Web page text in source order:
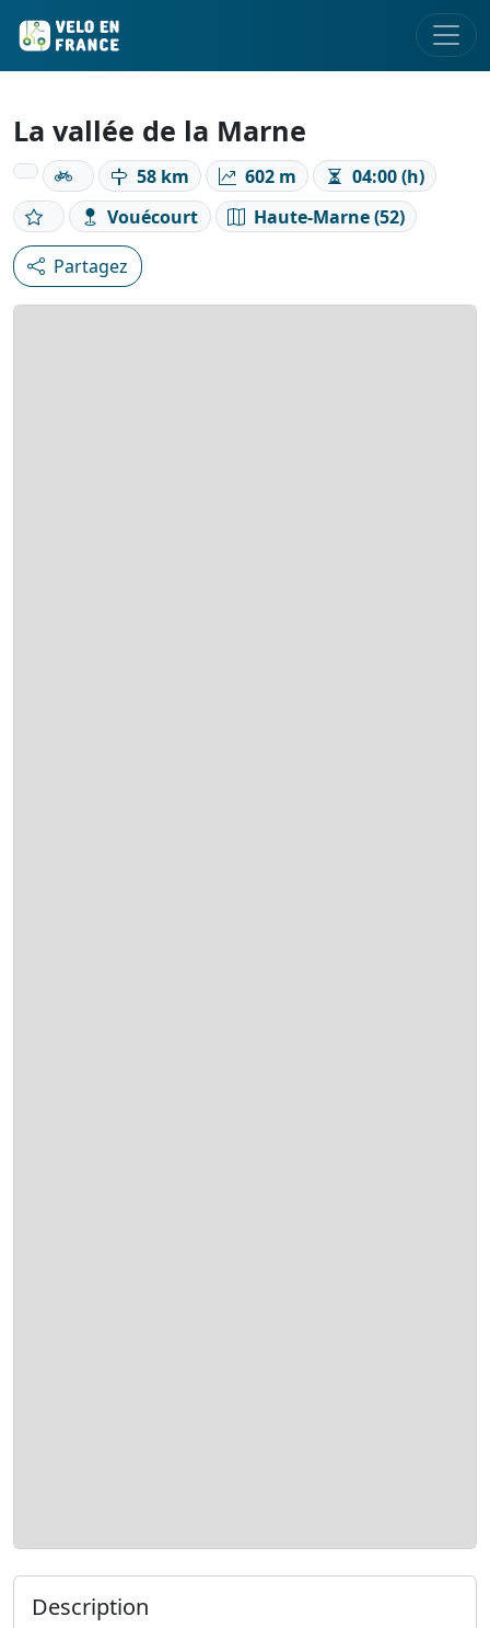
La vallée de la Marne
58 km 602 m
04:00 (h)
Vouécourt
Haute-Marne (52)
Partagez
Description